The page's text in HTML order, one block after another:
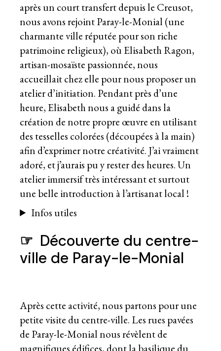
après un court transfert depuis le Creusot,
nous avons rejoint Paray-le-Monial (une
charmante ville réputée pour son riche
patrimoine religieux), où Elisabeth Ragon,
artisan-mosaïste passionnée, nous
accueillait chez elle pour nous proposer un
atelier d’initiation. Pendant près d’une
heure, Elisabeth nous a guidé dans la
création de notre propre œuvre en utilisant
des tesselles colorées (découpées à la main)
afin d’exprimer notre créativité. J’ai vraiment
adoré, et j’aurais pu y rester des heures. Un
atelier immersif très intéressant et surtout
une belle introduction à l’artisanat local !
Infos utiles
☞ Découverte du centre-
ville de Paray-le-Monial
Après cette activité, nous partons pour une
petite visite du centre-ville. Les rues pavées
de Paray-le-Monial nous révèlent de
magnifiques édifices, dont la basilique du